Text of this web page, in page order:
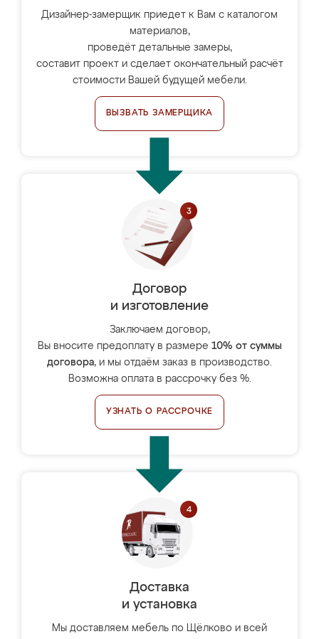
Дизайнер-замерщик приедет к Вам с каталогом
материалов,
проведёт детальные замеры,
составит проект и сделает окончательный расчёт
стоимости Вашей будущей мебели.
ВЫЗВАТЬ ЗАМЕРЩИКА
Договор
и изготовление
Заключаем договор,
Вы вносите предоплату в размере 10% от суммы
договора, и мы отдаём заказ в производство.
Возможна оплата в рассрочку без %.
УЗНАТЬ О РАССРОЧКЕ
Доставка
и установка
Мы доставляем мебель по Щёлково и всей